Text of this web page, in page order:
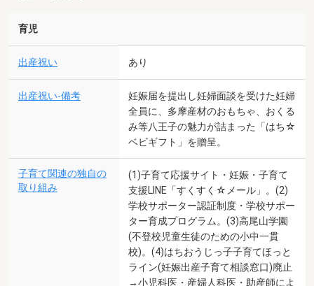
育児
出産祝い あり
出産祝い-備考
妊娠届を提出し妊婦面談を受けた妊婦
全員に、多摩産材のおもちゃ、おくる
み等八王子の魅力が詰まった「はち☆
ベビギフト」を贈呈。
子育て関連の独自の
取り組み
(1)子育て応援サイト・妊娠・子育て
支援LINE「すくすく☆メール」。(2)
学校サポーター認証制度・学校サポー
ター育成プログラム。(3)高尾山学園
(不登校児童生徒のための小中一貫
校)。(4)はちおうじっ子子育てほっと
ライン(妊娠出産子育て相談窓口)廃止
→小児科医・産婦人科医・助産師によ